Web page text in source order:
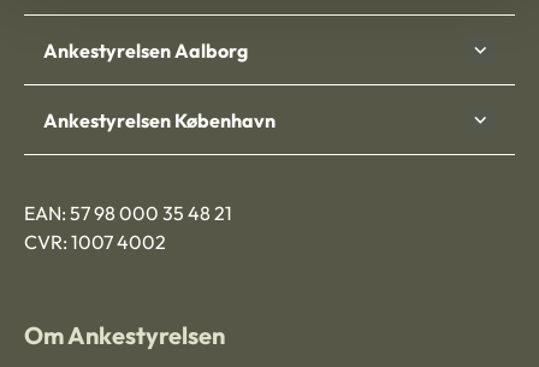
Ankestyrelsen Aalborg
Ankestyrelsen København
EAN: 57 98 000 35 48 21
CVR: 1007 4002
Om Ankestyrelsen